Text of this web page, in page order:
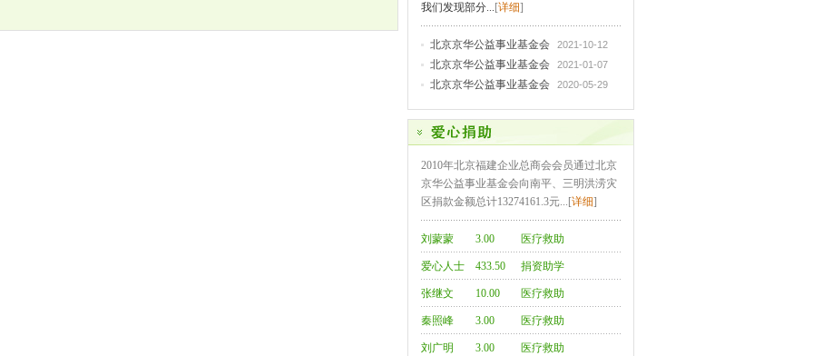
我们发现部分... [详细]
2021-10-12
北京京华公益事业基金会
2021-01-07
北京京华公益事业基金会
2020-05-29
北京京华公益事业基金会
2010年北京福建企业总商会会员通过北京
京华公益事业基金会向南平、三明洪涝灾
区捐款金额总计13274161.3元...[详细]
刘蒙蒙 3.00 医疗救助
爱心人士
（6人次）
433.50 捐资助学
张继文 10.00 医疗救助
秦照峰 3.00 医疗救助
刘广明 3.00 医疗救助